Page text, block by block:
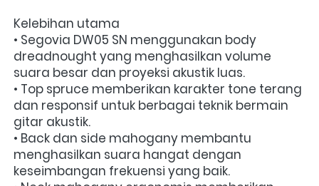
Kelebihan utama
• Segovia DW05 SN menggunakan body
dreadnought yang menghasilkan volume
suara besar dan proyeksi akustik luas.
• Top spruce memberikan karakter tone terang
dan responsif untuk berbagai teknik bermain
gitar akustik.
• Back dan side mahogany membantu
menghasilkan suara hangat dengan
keseimbangan frekuensi yang baik.